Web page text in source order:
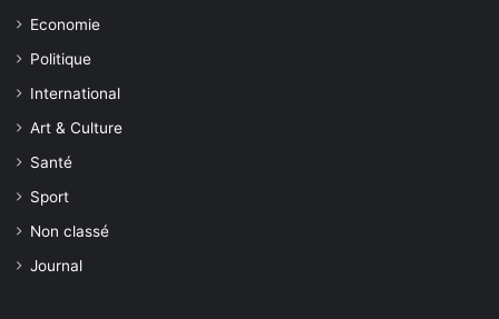
Economie
Politique
International
Art & Culture
Santé
Sport
Non classé
Journal